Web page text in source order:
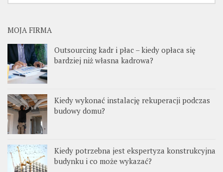
MOJA FIRMA
Outsourcing kadr i płac – kiedy opłaca się
bardziej niż własna kadrowa?
Kiedy wykonać instalację rekuperacji podczas
budowy domu?
Kiedy potrzebna jest ekspertyza konstrukcyjna
budynku i co może wykazać?